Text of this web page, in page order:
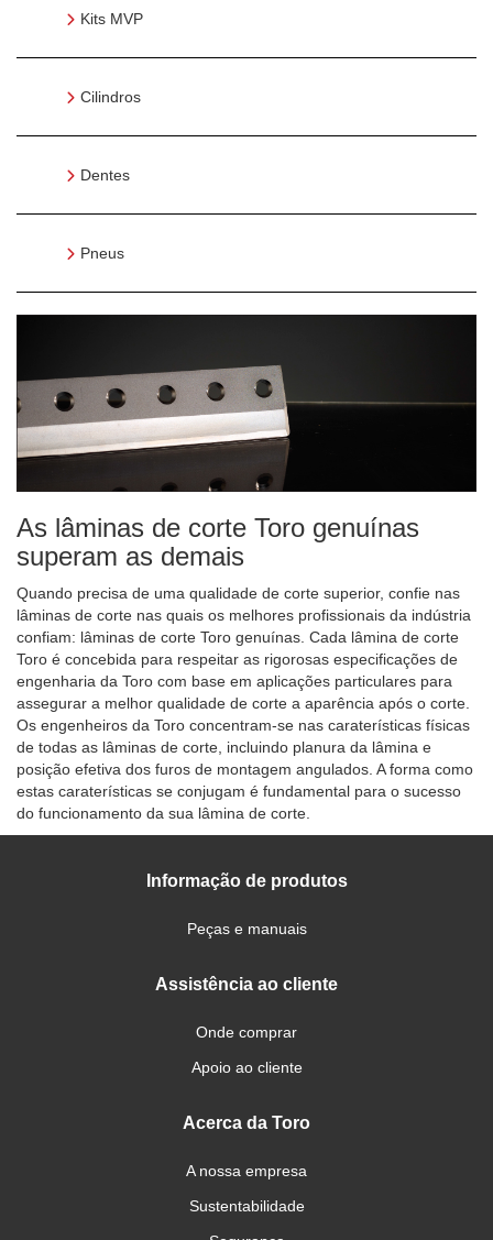
Kits MVP
Cilindros
Dentes
Pneus
As lâminas de corte Toro genuínas
superam as demais
Quando precisa de uma qualidade de corte superior, confie nas
lâminas de corte nas quais os melhores profissionais da indústria
confiam: lâminas de corte Toro genuínas. Cada lâmina de corte
Toro é concebida para respeitar as rigorosas especificações de
engenharia da Toro com base em aplicações particulares para
assegurar a melhor qualidade de corte a aparência após o corte.
Os engenheiros da Toro concentram-se nas caraterísticas físicas
de todas as lâminas de corte, incluindo planura da lâmina e
posição efetiva dos furos de montagem angulados. A forma como
estas caraterísticas se conjugam é fundamental para o sucesso
do funcionamento da sua lâmina de corte.
Informação de produtos
Peças e manuais
Assistência ao cliente
Onde comprar
Apoio ao cliente
Acerca da Toro
A nossa empresa
Sustentabilidade